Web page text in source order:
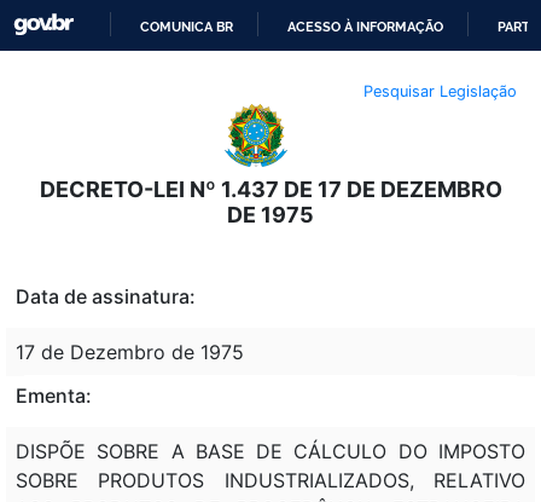
O
CONTEÚDO
COMUNICA BR ACESSO À INFORMAÇÃO
Pesquisar Legislação
DECRETO-LEI Nº 1.437 DE 17 DE DEZEMBRO
DE 1975
Data de assinatura:
17 de Dezembro de 1975
Ementa:
DISPÕE SOBRE A BASE DE CÁLCULO DO IMPOSTO
SOBRE PRODUTOS INDUSTRIALIZADOS, RELATIVO